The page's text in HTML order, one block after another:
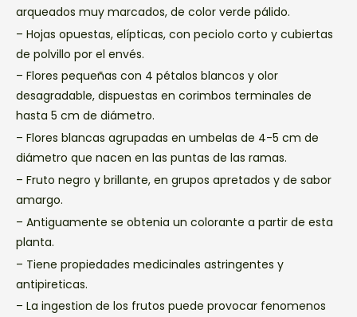
arqueados muy marcados, de color verde pálido.
– Hojas opuestas, elípticas, con peciolo corto y cubiertas
de polvillo por el envés.
– Flores pequeñas con 4 pétalos blancos y olor
desagradable, dispuestas en corimbos terminales de
hasta 5 cm de diámetro.
– Flores blancas agrupadas en umbelas de 4-5 cm de
diámetro que nacen en las puntas de las ramas.
– Fruto negro y brillante, en grupos apretados y de sabor
amargo.
– Antiguamente se obtenia un colorante a partir de esta
planta.
– Tiene propiedades medicinales astringentes y
antipireticas.
– La ingestion de los frutos puede provocar fenomenos